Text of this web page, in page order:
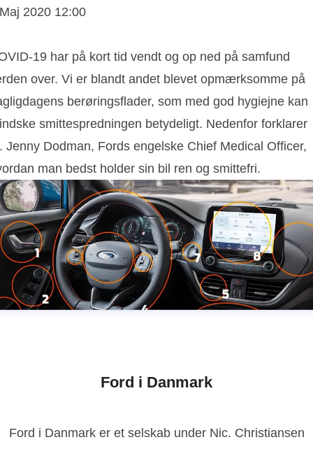
2020 12:00
19 har på kort tid vendt og op ned på samfund
over. Vi er blandt andet blevet opmærksomme på
berøringsflader, som med god hygiejne kan
smittespredningen betydeligt. Nedenfor forklarer
Jenny Dodman, Fords engelske Chief Medical Officer,
man bedst holder sin bil ren og smittefri.
Ford i Danmark
Ford i Danmark er et selskab under Nic. Christiansen